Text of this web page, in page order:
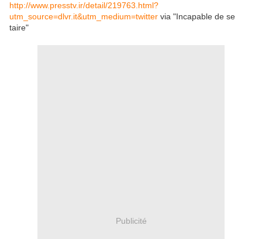
http://www.presstv.ir/detail/219763.html?
utm_source=dlvr.it&utm_medium=twitter via "Incapable de se
taire"
Publicité